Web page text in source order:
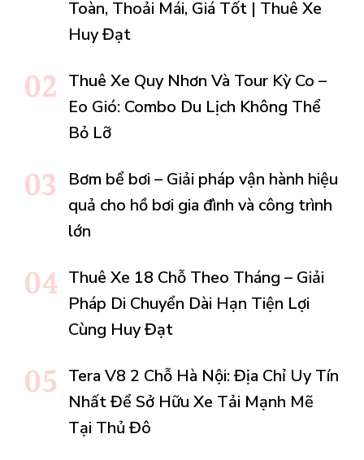
Toàn, Thoải Mái, Giá Tốt | Thuê Xe
Huy Đạt
Thuê Xe Quy Nhơn Và Tour Kỳ Co –
Eo Gió: Combo Du Lịch Không Thể
Bỏ Lỡ
Bơm bể bơi – Giải pháp vận hành hiệu
quả cho hồ bơi gia đình và công trình
lớn
Thuê Xe 18 Chỗ Theo Tháng – Giải
Pháp Di Chuyển Dài Hạn Tiện Lợi
Cùng Huy Đạt
Tera V8 2 Chỗ Hà Nội: Địa Chỉ Uy Tín
Nhất Để Sở Hữu Xe Tải Mạnh Mẽ
Tại Thủ Đô